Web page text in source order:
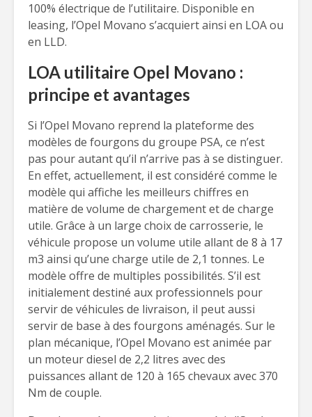
100% électrique de l’utilitaire. Disponible en
leasing, l’Opel Movano s’acquiert ainsi en LOA ou
en LLD.
LOA utilitaire Opel Movano :
principe et avantages
Si l’Opel Movano reprend la plateforme des
modèles de fourgons du groupe PSA, ce n’est
pas pour autant qu’il n’arrive pas à se distinguer.
En effet, actuellement, il est considéré comme le
modèle qui affiche les meilleurs chiffres en
matière de volume de chargement et de charge
utile. Grâce à un large choix de carrosserie, le
véhicule propose un volume utile allant de 8 à 17
m3 ainsi qu’une charge utile de 2,1 tonnes. Le
modèle offre de multiples possibilités. S’il est
initialement destiné aux professionnels pour
servir de véhicules de livraison, il peut aussi
servir de base à des fourgons aménagés. Sur le
plan mécanique, l’Opel Movano est animée par
un moteur diesel de 2,2 litres avec des
puissances allant de 120 à 165 chevaux avec 370
Nm de couple.